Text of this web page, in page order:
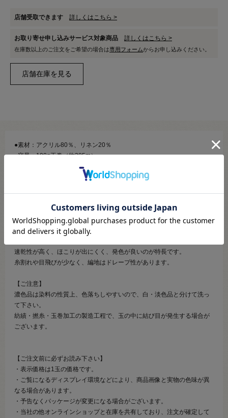
店舗受取できます 詳しくはこちら >
お取り寄せ申し込みサービス対象商品 詳しくはこちら >
在庫数以上のご注文をご希望の場合は専用フォームからお申し込みください。
●素材：アクリル80％、リネン20％
●容量：100g玉巻（約285m）
●使用針：棒針5～6号、かぎ針4/0～5/0号
●標準ゲージ：24目・33段
【商品の説明】
速乾性が高く、ほこりが出にくく、発色が良いのが特長です。
糸割れや目飛びが少なく、編地はドレープ性があります。
【ご注意】
濃色品は染料の性質上、色落ちしやすいので、白・淡色品と分けて洗っ
て下さい。
紡績・撚糸・玉巻加工の製造工程で、玉の中に結び目が発生する場合が
ございます。
【ご注文前に必ずお読み下さい】
・表示価格は1玉の価格です。
・ご覧になるディスプレイ環境などにより、商品画像と実物の色味が異
なる場合があります。
・予告なくパッケージが変更になる場合がございます。
・当社の他オンラインショップと在庫を共有しており、注文が確定して